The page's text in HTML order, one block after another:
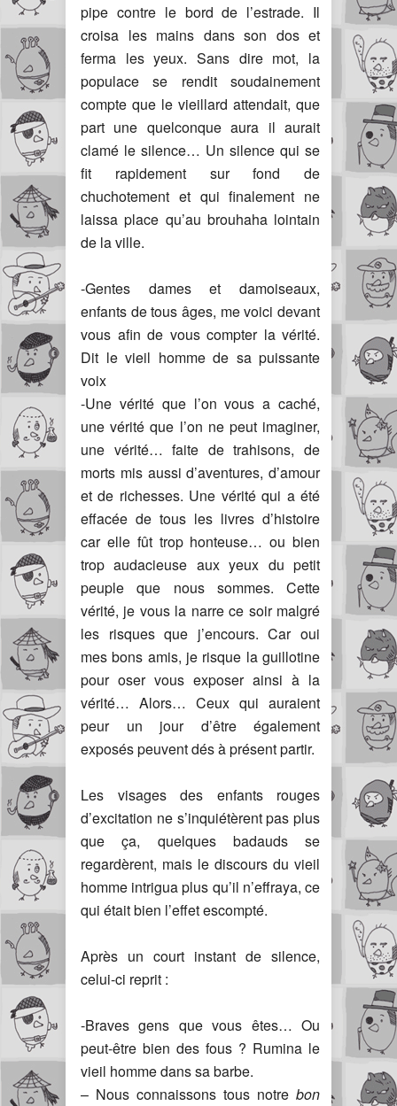
pipe contre le bord de l’estrade. Il
croisa les mains dans son dos et
ferma les yeux. Sans dire mot, la
populace se rendit soudainement
compte que le vieillard attendait, que
part une quelconque aura il aurait
clamé le silence… Un silence qui se
fit rapidement sur fond de
chuchotement et qui finalement ne
laissa place qu’au brouhaha lointain
de la ville.
-Gentes dames et damoiseaux,
enfants de tous âges, me voici devant
vous afin de vous compter la vérité.
Dit le vieil homme de sa puissante
voix
-Une vérité que l’on vous a caché,
une vérité que l’on ne peut imaginer,
une vérité… faite de trahisons, de
morts mis aussi d’aventures, d’amour
et de richesses. Une vérité qui a été
effacée de tous les livres d’histoire
car elle fût trop honteuse… ou bien
trop audacieuse aux yeux du petit
peuple que nous sommes. Cette
vérité, je vous la narre ce soir malgré
les risques que j’encours. Car oui
mes bons amis, je risque la guillotine
pour oser vous exposer ainsi à la
vérité… Alors… Ceux qui auraient
peur un jour d’être également
exposés peuvent dés à présent partir.
Les visages des enfants rouges
d’excitation ne s’inquiétèrent pas plus
que ça, quelques badauds se
regardèrent, mais le discours du vieil
homme intrigua plus qu’il n’effraya, ce
qui était bien l’effet escompté.
Après un court instant de silence,
celui-ci reprit :
-Braves gens que vous êtes… Ou
peut-être bien des fous ? Rumina le
vieil homme dans sa barbe.
– Nous connaissons tous notre bon